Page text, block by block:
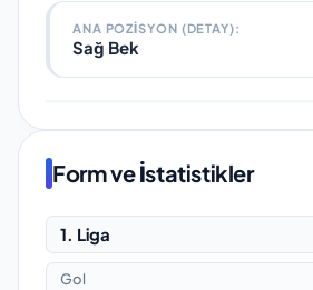
ANA POZISYON (DETAY):
Sağ Bek
Form ve İstatistikler
1. Liga
Gol